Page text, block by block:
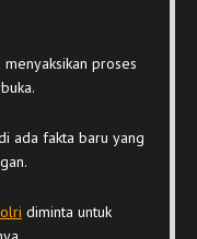
proses
ada fakta baru yang
diminta untuk